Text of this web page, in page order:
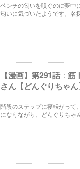
ベンチの匂いを嗅ぐのに夢中
匂いに気づいたようです。名
【漫画】第291話：
さん【どんぐりちゃん
階段のステップに寝転がって
になりながら、どんぐりちゃ